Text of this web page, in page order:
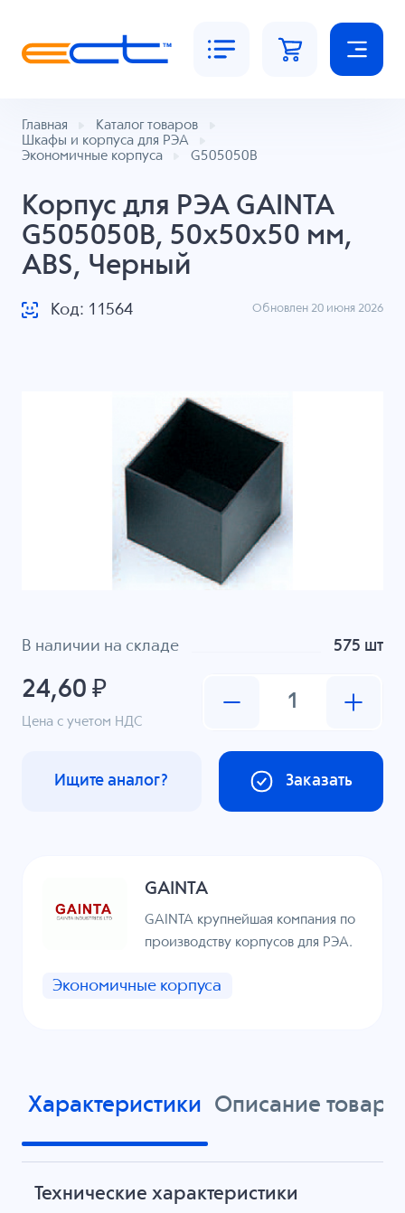
Главная
Каталог товаров
Шкафы и корпуса для РЭА
Экономичные корпуса
G505050B
Корпус для РЭА GAINTA
G505050B, 50x50x50 мм,
ABS, Черный
Код: 11564 Обновлен 20 июня 2026
В наличии на складе 575 шт
24,60 ₽
Цена с учетом НДС
Заказать
Ищите аналог?
GAINTA
GAINTA крупнейшая компания по
производству корпусов для РЭА.
Экономичные корпуса
Характеристики Описание товара
Технические характеристики